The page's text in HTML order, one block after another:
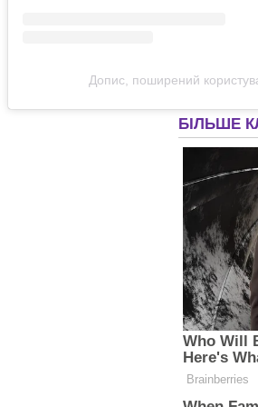
Допис, поширений